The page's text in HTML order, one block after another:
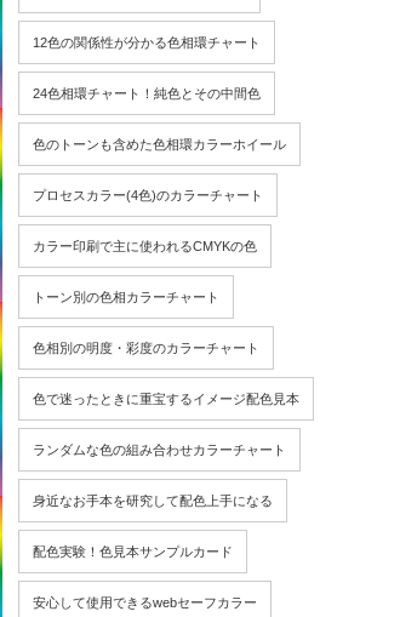
12色の関係性が分かる色相環チャート
24色相環チャート！純色とその中間色
色のトーンも含めた色相環カラーホイール
プロセスカラー(4色)のカラーチャート
カラー印刷で主に使われるCMYKの色
トーン別の色相カラーチャート
色相別の明度・彩度のカラーチャート
色で迷ったときに重宝するイメージ配色見本
ランダムな色の組み合わせカラーチャート
身近なお手本を研究して配色上手になる
配色実験！色見本サンプルカード
安心して使用できるwebセーフカラー